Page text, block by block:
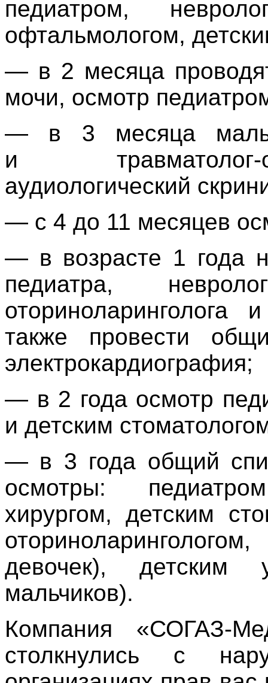
педиатром,
офтальмологом,
— в 2 месяца
мочи, осмотр
— в 3 месяца
и травматолог-
аудиологический
— с 4 до 11 месяцев
— в возрасте 1 года
педиатра,
оториноларинголога
также провести
электрокардиография;
— в 2 года осмотр
и детским
— в 3 года общий
осмотры:
хирургом, детским
девочек), детским
мальчиков).
Компания «СОГАЗ-
столкнулись с